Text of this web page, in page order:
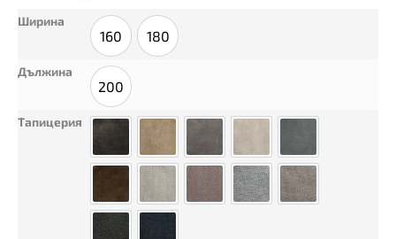
Ширина
160
160 180
180
Дължина
200
200
Тапицерия
Плюш Шоколад
Сиена БежСиена Кафяво
Сиена СивСиена Тъмно